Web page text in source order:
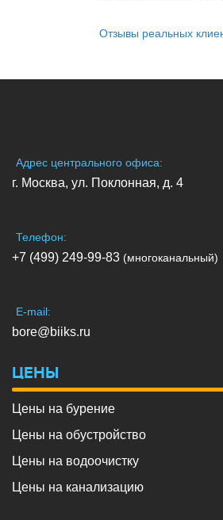
Отзывы реальных
Адрес центрального офиса:
г. Москва, ул. Поклонная, д. 4
Телефон:
+7 (499) 249-99-83 (многоканальный)
E-mail:
bore@biiks.ru
ЦЕНЫ
Цены на бурение
Цены на обустройство
Цены на водоочистку
Цены на канализацию